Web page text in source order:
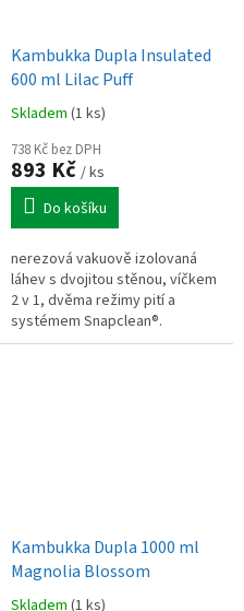
Kambukka Dupla Insulated
600 ml Lilac Puff
Skladem (1 ks)
738 Kč bez DPH
893 Kč / ks
Do košíku
nerezová vakuově izolovaná
láhev s dvojitou stěnou, víčkem
2 v 1, dvěma režimy pití a
systémem Snapclean®.
Kompatibilní s víčky Kambukka,
Kambukka Dupla 1000 ml
Magnolia Blossom
Skladem (1 ks)